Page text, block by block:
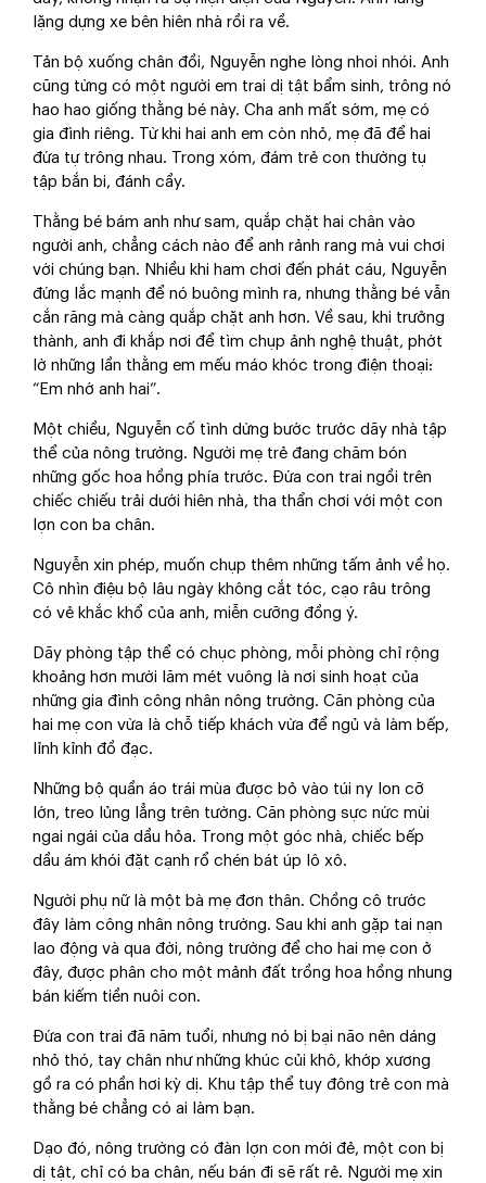
lặng dựng xe bên hiên nhà rồi ra về.
Tản bộ xuống chân đồi, Nguyễn nghe lòng nhoi nhói. Anh
cũng từng có một người em trai dị tật bẩm sinh, trông nó
hao hao giống thằng bé này. Cha anh mất sớm, mẹ có
gia đình riêng. Từ khi hai anh em còn nhỏ, mẹ đã để hai
đứa tự trông nhau. Trong xóm, đám trẻ con thường tụ
tập bắn bi, đánh cầy.
Thằng bé bám anh như sam, quắp chặt hai chân vào
người anh, chẳng cách nào để anh rảnh rang mà vui chơi
với chúng bạn. Nhiều khi ham chơi đến phát cáu, Nguyễn
đứng lắc mạnh để nó buông mình ra, nhưng thằng bé vẫn
cắn răng mà càng quắp chặt anh hơn. Về sau, khi trưởng
thành, anh đi khắp nơi để tìm chụp ảnh nghệ thuật, phớt
lờ những lần thằng em mếu máo khóc trong điện thoại:
“Em nhớ anh hai”.
Một chiều, Nguyễn cố tình dừng bước trước dãy nhà tập
thể của nông trường. Người mẹ trẻ đang chăm bón
những gốc hoa hồng phía trước. Đứa con trai ngồi trên
chiếc chiếu trải dưới hiên nhà, tha thẩn chơi với một con
lợn con ba chân.
Nguyễn xin phép, muốn chụp thêm những tấm ảnh về họ.
Cô nhìn điệu bộ lâu ngày không cắt tóc, cạo râu trông
có vẻ khắc khổ của anh, miễn cưỡng đồng ý.
Dãy phòng tập thể có chục phòng, mỗi phòng chỉ rộng
khoảng hơn mười lăm mét vuông là nơi sinh hoạt của
những gia đình công nhân nông trường. Căn phòng của
hai mẹ con vừa là chỗ tiếp khách vừa để ngủ và làm bếp,
lỉnh kỉnh đồ đạc.
Những bộ quần áo trái mùa được bỏ vào túi ny lon cỡ
lớn, treo lủng lẳng trên tường. Căn phòng sực nức mùi
ngai ngái của dầu hỏa. Trong một góc nhà, chiếc bếp
dầu ám khói đặt cạnh rổ chén bát úp lô xô.
Người phụ nữ là một bà mẹ đơn thân. Chồng cô trước
đây làm công nhân nông trường. Sau khi anh gặp tai nạn
lao động và qua đời, nông trường để cho hai mẹ con ở
đây, được phân cho một mảnh đất trồng hoa hồng nhung
bán kiếm tiền nuôi con.
Đứa con trai đã năm tuổi, nhưng nó bị bại não nên dáng
nhỏ thó, tay chân như những khúc củi khô, khớp xương
gồ ra có phần hơi kỳ dị. Khu tập thể tuy đông trẻ con mà
thằng bé chẳng có ai làm bạn.
Dạo đó, nông trường có đàn lợn con mới đẻ, một con bị
dị tật, chỉ có ba chân, nếu bán đi sẽ rất rẻ. Người mẹ xin